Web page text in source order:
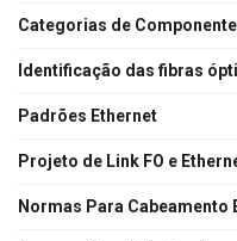
Categorias de
Identificação das fibras
Padrões Ethernet
Projeto de Link FO e
Normas Para Cabeamento